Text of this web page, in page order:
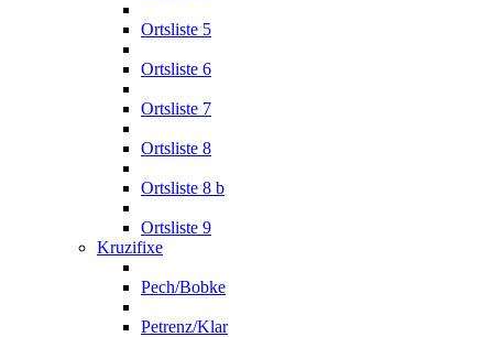
Ortsliste 5
Ortsliste 6
Ortsliste 7
Ortsliste 8
Ortsliste 8 b
Ortsliste 9
Kruzifixe
Pech/Bobke
Petrenz/Klar